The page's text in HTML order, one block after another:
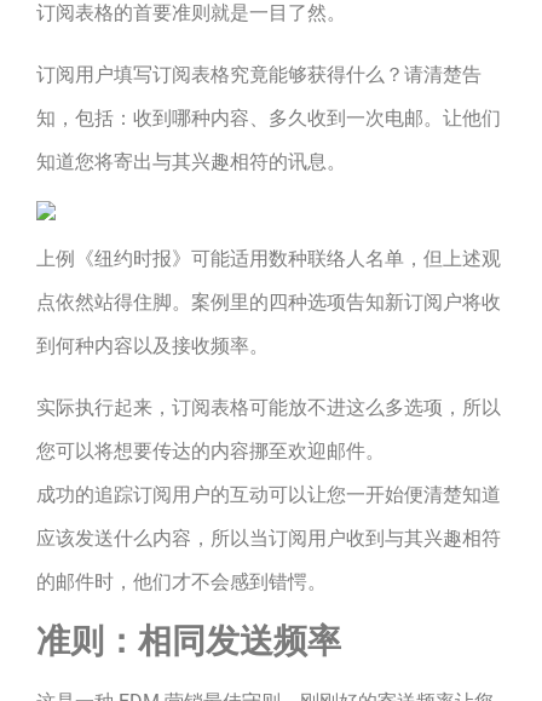
订阅表格的首要准则就是一目了然。
订阅用户填写订阅表格究竟能够获得什么？请清楚告
知，包括：收到哪种内容、多久收到一次电邮。让他们
知道您将寄出与其兴趣相符的讯息。
上例《纽约时报》可能适用数种联络人名单，但上述观
点依然站得住脚。案例里的四种选项告知新订阅户将收
到何种内容以及接收频率。
实际执行起来，订阅表格可能放不进这么多选项，所以
您可以将想要传达的内容挪至欢迎邮件。
成功的追踪订阅用户的互动可以让您一开始便清楚知道
应该发送什么内容，所以当订阅用户收到与其兴趣相符
的邮件时，他们才不会感到错愕。
准则：相同发送频率